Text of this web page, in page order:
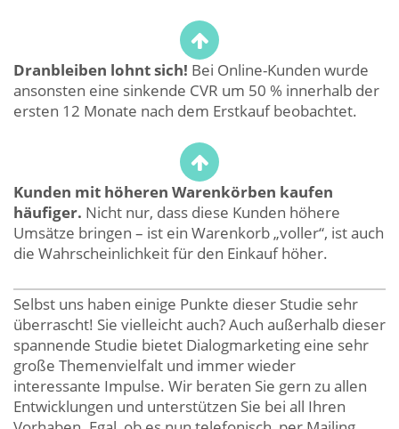
Dranbleiben lohnt sich! Bei Online-Kunden wurde
ansonsten eine sinkende CVR um 50 % innerhalb der
ersten 12 Monate nach dem Erstkauf beobachtet.
Kunden mit höheren Warenkörben kaufen
häufiger. Nicht nur, dass diese Kunden höhere
Umsätze bringen – ist ein Warenkorb „voller“, ist auch
die Wahrscheinlichkeit für den Einkauf höher.
Selbst uns haben einige Punkte dieser Studie sehr
überrascht! Sie vielleicht auch? Auch außerhalb dieser
spannende Studie bietet Dialogmarketing eine sehr
große Themenvielfalt und immer wieder
interessante Impulse. Wir beraten Sie gern zu allen
Entwicklungen und unterstützen Sie bei all Ihren